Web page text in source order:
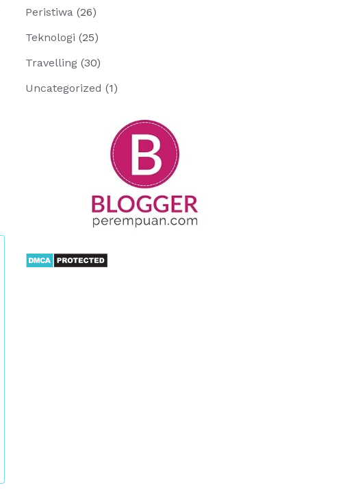
Peristiwa (26)
Teknologi (25)
Travelling (30)
Uncategorized (1)